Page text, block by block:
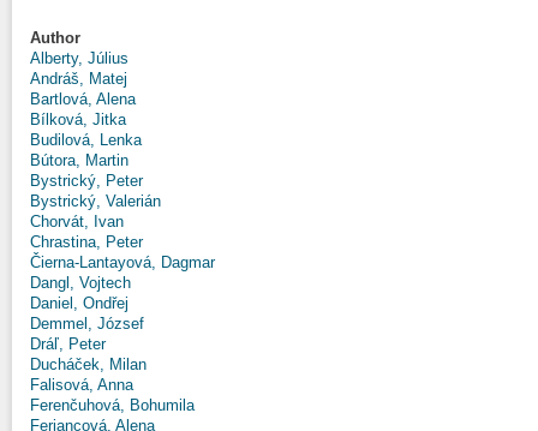
Author
Alberty, Július
Andráš, Matej
Bartlová, Alena
Bílková, Jitka
Budilová, Lenka
Bútora, Martin
Bystrický, Peter
Bystrický, Valerián
Chorvát, Ivan
Chrastina, Peter
Čierna-Lantayová, Dagmar
Dangl, Vojtech
Daniel, Ondřej
Demmel, József
Dráľ, Peter
Ducháček, Milan
Falisová, Anna
Ferenčuhová, Bohumila
Feriancová, Alena